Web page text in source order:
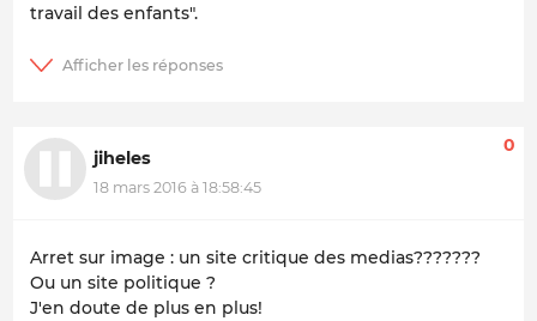
travail des enfants".
jiheles
18 mars 2016 à 18:58:45
0
Arret sur image : un site critique des medias???????
Ou un site politique ?
J'en doute de plus en plus!